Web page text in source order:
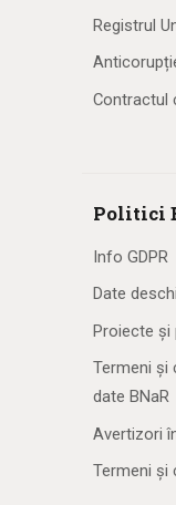
Registrul
Contractul
Politici
Info GDPR
Date
Proiecte și
Termeni și
date BNaR
Avertizori
Termeni și